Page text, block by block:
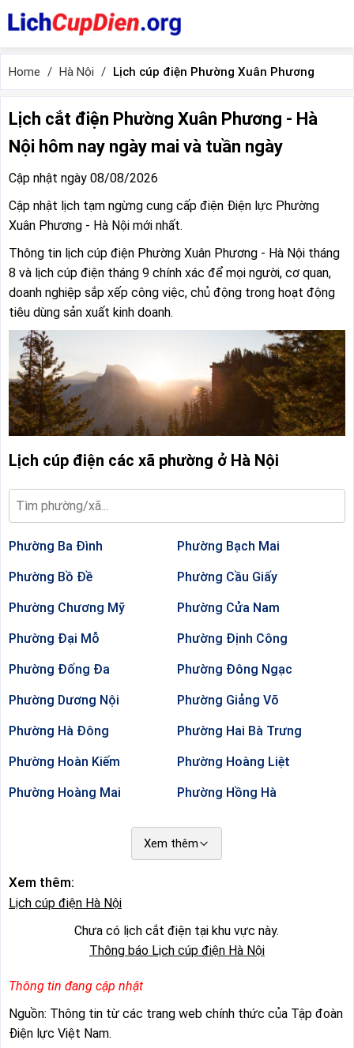
Home Hà Nội Lịch cúp điện Phường Xuân Phương
Lịch cắt điện Phường Xuân Phương - Hà
Nội hôm nay ngày mai và tuần ngày
Cập nhật ngày 08/08/2026
Cập nhật lịch tạm ngừng cung cấp điện Điện lực Phường
Xuân Phương - Hà Nội mới nhất.
Thông tin lịch cúp điện Phường Xuân Phương - Hà Nội tháng
8 và lịch cúp điện tháng 9 chính xác để mọi người, cơ quan,
doanh nghiệp sắp xếp công việc, chủ động trong hoạt động
tiêu dùng sản xuất kinh doanh.
Lịch cúp điện các xã phường ở Hà Nội
Phường Ba Đình Phường Bạch Mai
Phường Bồ Đề Phường Cầu Giấy
Phường Chương Mỹ Phường Cửa Nam
Phường Đại Mỗ Phường Định Công
Phường Đống Đa Phường Đông Ngạc
Phường Dương Nội Phường Giảng Võ
Phường Hà Đông Phường Hai Bà Trưng
Phường Hoàn Kiếm Phường Hoàng Liệt
Phường Hoàng Mai Phường Hồng Hà
Phường Khương Đình Phường Kiến Hưng
Phường Lĩnh Nam
Phường Ô Chợ Dừa Phường Phú Diễn
Phường Phú Lương
Phường Phúc Lợi Phường Phương Liệt
Phường Sơn Tây
Xem thêm
Xem thêm:
Lịch cúp điện Hà Nội
Chưa có lịch cắt điện tại khu vực này.
Thông báo Lịch cúp điện Hà Nội
Thông tin đang cập nhật
Nguồn: Thông tin từ các trang web chính thức của Tập đoàn
Điện lực Việt Nam.